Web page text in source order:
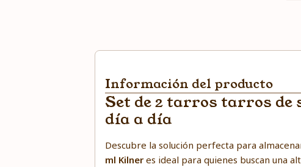
Información del producto
Set de 2 tarros tarros
día a día
Descubre la solución perfecta para
ml Kilneres ideal para quienes buscan una